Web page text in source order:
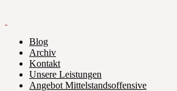
Blog
Archiv
Kontakt
Unsere Leistungen
Angebot Mittelstandsoffensive